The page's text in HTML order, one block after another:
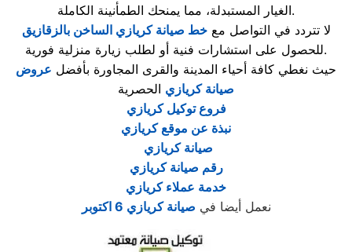
الغيار المستبدلة، مما يمنحك الطمأنينة الكاملة.
لا تتردد في التواصل معخط صيانة كريازي الساخن بالزقازيق
للحصول على استشارات فنية أو لطلب زيارة منزلية فورية.
حيث نغطي كافة أحياء المدينة والقرى المجاورة بأفضل عروض
صيانة كريازي الحصرية
فروع توكيل كريازي
نبذة عن موقع كريازي
صيانة كريازي
رقم صيانة كريازي
خدمة عملاء كريازي
نعمل أيضا في صيانة كريازي 6 اكتوبر